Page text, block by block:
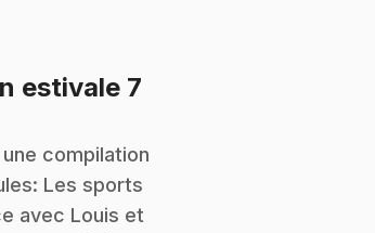
estivale 7
compilation
Les sports
avec Louis et